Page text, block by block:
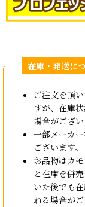
ご注文を頂
すが、在庫
場合がござい
一部メーカ
ございます。
お品物はカ
と在庫を併
いた後でも
ねる場合がご